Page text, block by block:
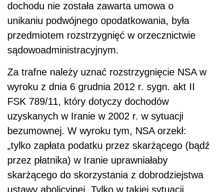
dochodu nie została zawarta umowa o
unikaniu podwójnego opodatkowania, była
przedmiotem rozstrzygnięć w orzecznictwie
sądowoadministracyjnym.
Za trafne należy uznać rozstrzygnięcie NSA w
wyroku z dnia 6 grudnia 2012 r. sygn. akt II
FSK 789/11, który dotyczy dochodów
uzyskanych w Iranie w 2002 r. w sytuacji
bezumownej. W wyroku tym, NSA orzekł:
„tylko zapłata podatku przez skarżącego (bądź
przez płatnika) w Iranie uprawniałaby
skarżącego do skorzystania z dobrodziejstwa
ustawy abolicyjnej. Tylko w takiej sytuacji